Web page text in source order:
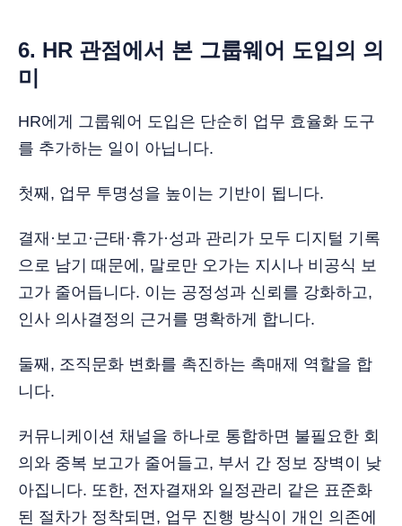
6. HR 관점에서 본 그룹웨어 도입의 의
미
HR에게 그룹웨어 도입은 단순히 업무 효율화 도구
를 추가하는 일이 아닙니다.
첫째, 업무 투명성을 높이는 기반이 됩니다.
결재·보고·근태·휴가·성과 관리가 모두 디지털 기록
으로 남기 때문에, 말로만 오가는 지시나 비공식 보
고가 줄어듭니다. 이는 공정성과 신뢰를 강화하고,
인사 의사결정의 근거를 명확하게 합니다.
둘째, 조직문화 변화를 촉진하는 촉매제 역할을 합
니다.
커뮤니케이션 채널을 하나로 통합하면 불필요한 회
의와 중복 보고가 줄어들고, 부서 간 정보 장벽이 낮
아집니다. 또한, 전자결재와 일정관리 같은 표준화
된 절차가 정착되면, 업무 진행 방식이 개인 의존에